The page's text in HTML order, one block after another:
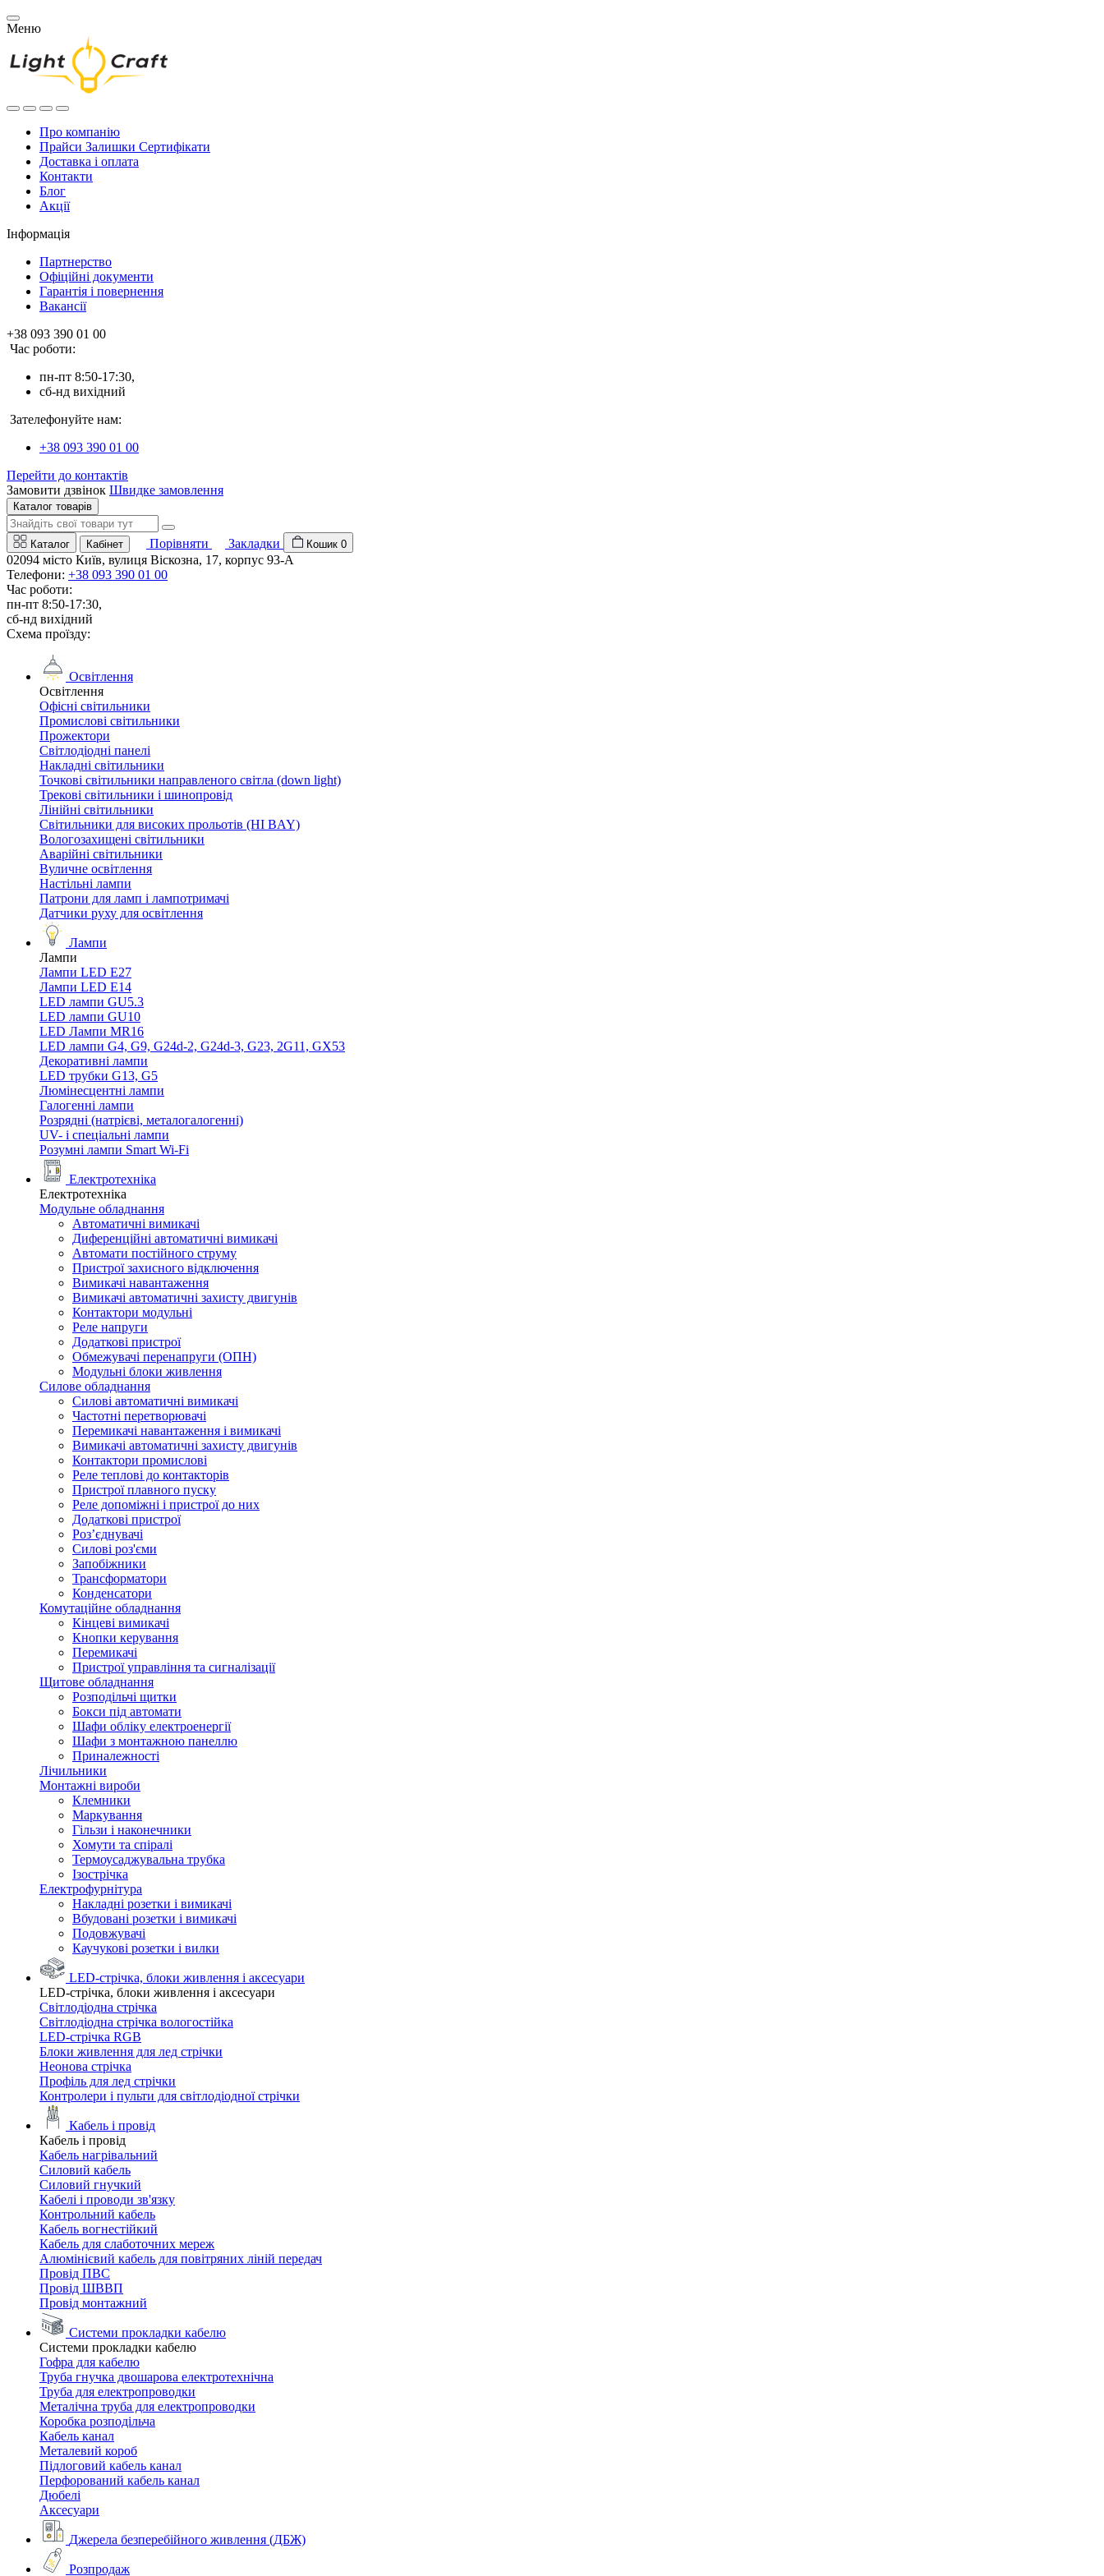
Меню
Про компанію
Прайси Залишки Сертифікати
Доставка і оплата
Контакти
Блог
Акції
Інформація
Партнерство
Офіційні документи
Гарантія і повернення
Вакансії
+38 093 390 01 00
Час роботи:
пн-пт 8:50-17:30,
сб-нд вихідний
Зателефонуйте нам:
+38 093 390 01 00
Перейти до контактів
Замовити дзвінок Швидке замовлення
Каталог товарів
Каталог Кабінет Порівняти Закладки Кошик 0
02094 місто Київ, вулиця Віскозна, 17, корпус 93-А
Телефони: +38 093 390 01 00
Час роботи:
пн-пт 8:50-17:30,
сб-нд вихідний
Схема проїзду:
Освітлення
Освітлення
Офісні світильники
Промислові світильники
Прожектори
Світлодіодні панелі
Накладні світильники
Точкові світильники направленого світла (down light)
Трекові світильники і шинопровід
Лінійні світильники
Світильники для високих прольотів (HI BAY)
Вологозахищені світильники
Аварійні світильники
Вуличне освітлення
Настільні лампи
Патрони для ламп і лампотримачі
Датчики руху для освітлення
Лампи
Лампи
Лампи LED E27
Лампи LED Е14
LED лампи GU5.3
LED лампи GU10
LED Лампи MR16
LED лампи G4, G9, G24d-2, G24d-3, G23, 2G11, GX53
Декоративні лампи
LED трубки G13, G5
Люмінесцентні лампи
Галогенні лампи
Розрядні (натрієві, металогалогенні)
UV- і спеціальні лампи
Розумні лампи Smart Wi-Fi
Електротехніка
Електротехніка
Модульне обладнання
Автоматичні вимикачі
Диференційні автоматичні вимикачі
Автомати постійного струму
Пристрої захисного відключення
Вимикачі навантаження
Вимикачі автоматичні захисту двигунів
Контактори модульні
Реле напруги
Додаткові пристрої
Обмежувачі перенапруги (ОПН)
Модульні блоки живлення
Силове обладнання
Силові автоматичні вимикачі
Частотні перетворювачі
Перемикачі навантаження і вимикачі
Вимикачі автоматичні захисту двигунів
Контактори промислові
Реле теплові до контакторів
Пристрої плавного пуску
Реле допоміжні і пристрої до них
Додаткові пристрої
Роз’єднувачі
Силові роз'єми
Запобіжники
Трансформатори
Конденсатори
Комутаційне обладнання
Кінцеві вимикачі
Кнопки керування
Перемикачі
Пристрої управління та сигналізації
Щитове обладнання
Розподільчі щитки
Бокси під автомати
Шафи обліку електроенергії
Шафи з монтажною панеллю
Приналежності
Лічильники
Монтажні вироби
Клемники
Маркування
Гільзи і наконечники
Хомути та спіралі
Термоусаджувальна трубка
Ізострічка
Електрофурнітура
Накладні розетки і вимикачі
Вбудовані розетки і вимикачі
Подовжувачі
Каучукові розетки і вилки
LED-стрічка, блоки живлення і аксесуари
LED-стрічка, блоки живлення і аксесуари
Світлодіодна стрічка
Світлодіодна стрічка вологостійка
LED-стрічка RGB
Блоки живлення для лед стрічки
Неонова стрічка
Профіль для лед стрічки
Контролери і пульти для світлодіодної стрічки
Кабель і провід
Кабель і провід
Кабель нагрівальний
Силовий кабель
Силовий гнучкий
Кабелі і проводи зв'язку
Контрольний кабель
Кабель вогнестійкий
Кабель для слаботочних мереж
Алюмінієвий кабель для повітряних ліній передач
Провід ПВС
Провід ШВВП
Провід монтажний
Системи прокладки кабелю
Системи прокладки кабелю
Гофра для кабелю
Труба гнучка двошарова електротехнічна
Труба для електропроводки
Металічна труба для електропроводки
Коробка розподільча
Кабель канал
Металевий короб
Підлоговий кабель канал
Перфорований кабель канал
Дюбелі
Аксесуари
Джерела безперебійного живлення (ДБЖ)
Розпродаж